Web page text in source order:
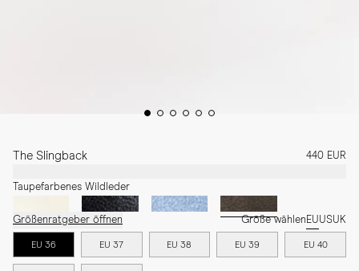
The Slingback 440 EUR
Taupefarbenes Wildleder
Größenratgeber öffnen Größe wählenEUUSUK
EU 36 EU 37 EU 38 EU 39 EU 40